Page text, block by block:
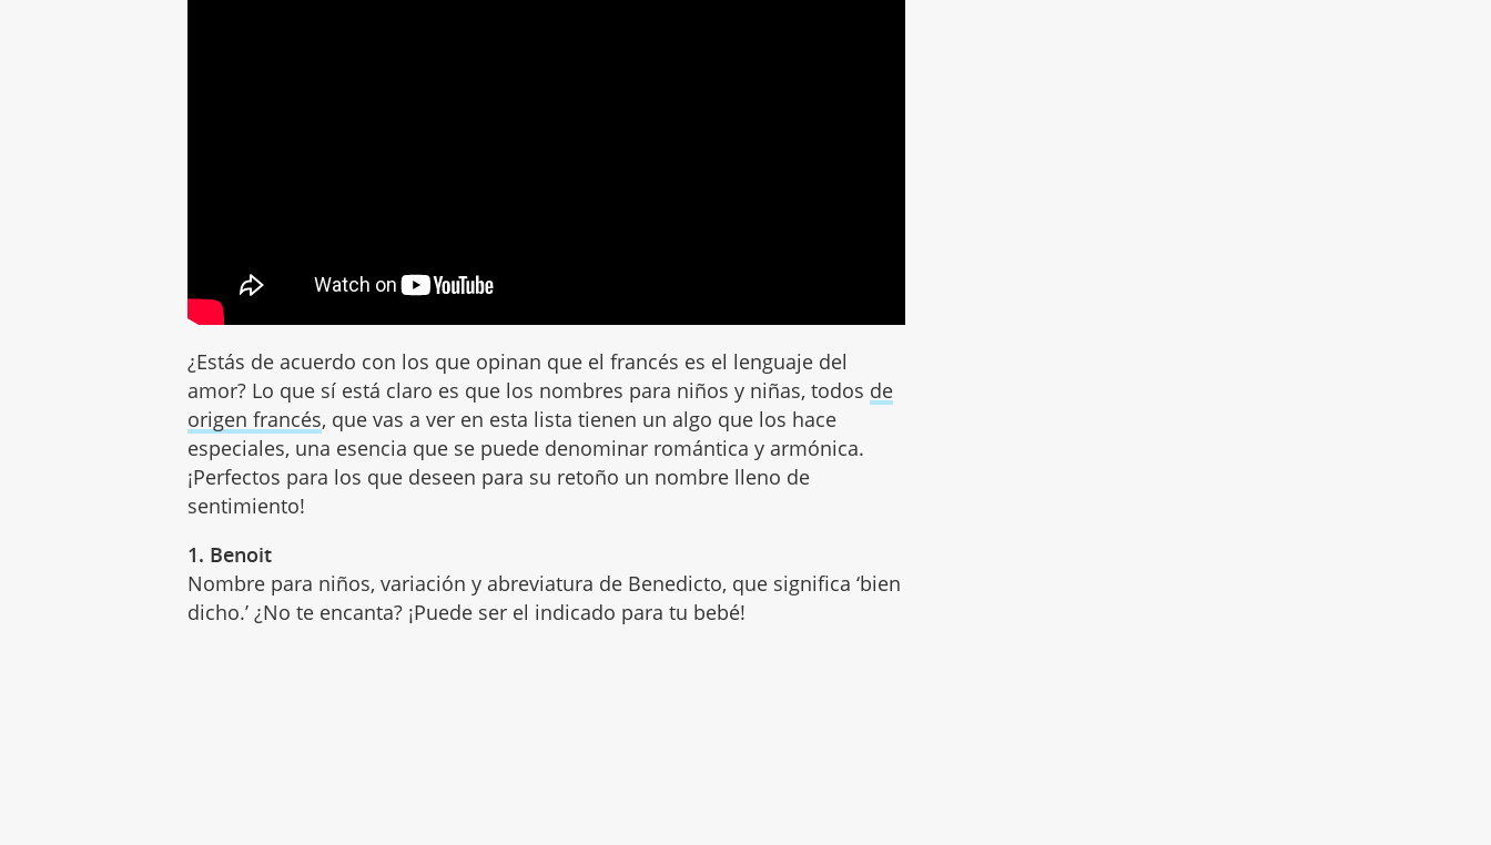
¿Estás de acuerdo con los que opinan que el francés es el lenguaje del
amor? Lo que sí está claro es que los nombres para niños y niñas, todos de
origen francés, que vas a ver en esta lista tienen un algo que los hace
especiales, una esencia que se puede denominar romántica y armónica.
¡Perfectos para los que deseen para su retoño un nombre lleno de
sentimiento!
1. Benoit
Nombre para niños, variación y abreviatura de Benedicto, que significa ‘bien
dicho.’ ¿No te encanta? ¡Puede ser el indicado para tu bebé!